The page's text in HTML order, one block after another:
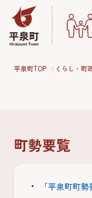
平泉町TOP くらし・町
町勢要覧
「平泉町町